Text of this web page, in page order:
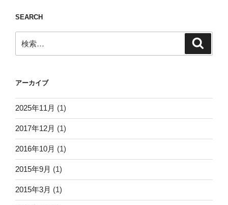
SEARCH
索:
アーカイブ
2025年11月 (1)
2017年12月 (1)
2016年10月 (1)
2015年9月 (1)
2015年3月 (1)